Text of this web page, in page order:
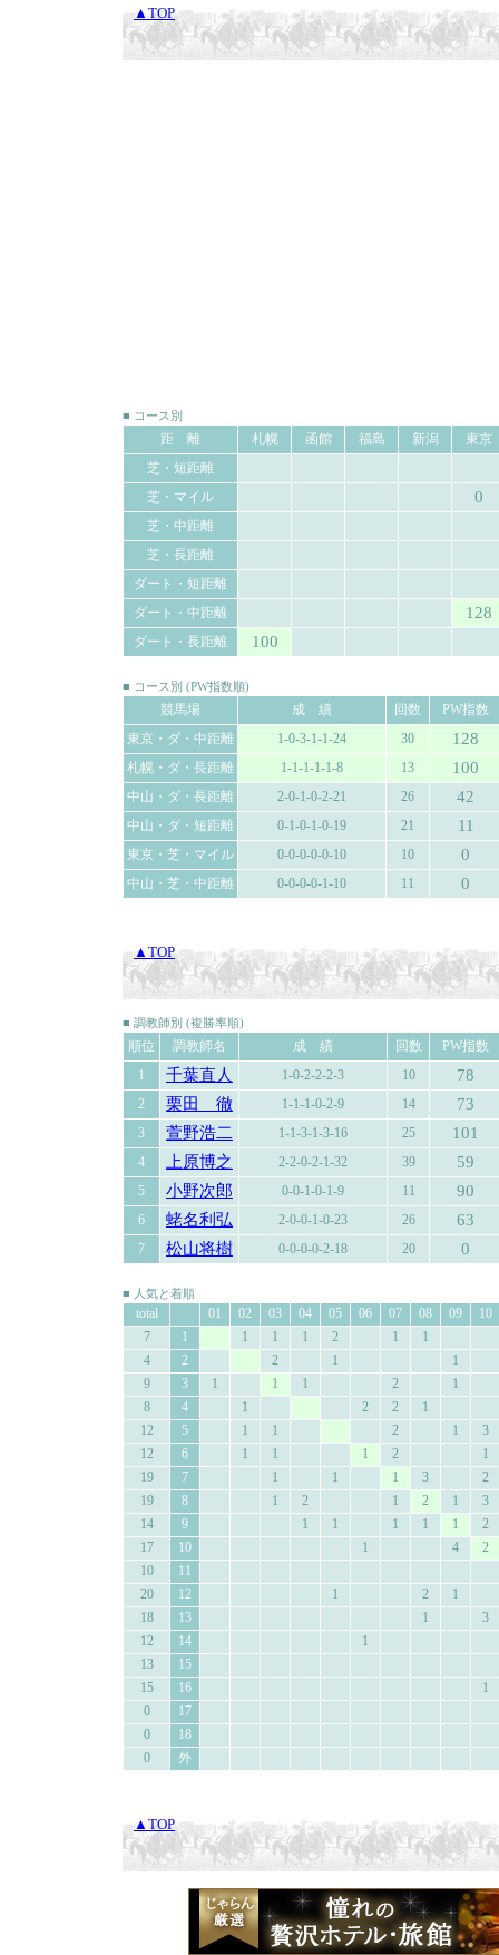
▲TOP
■ コース別
距 離 札幌 函館 福島 新潟
東京
芝・短距離
芝・マイル
0
芝・中距離
芝・長距離
ダート・短距離
ダート・中距離
128
ダート・長距離 100
■ コース別 (PW指数順)
競馬場 成 績 回数
PW指数
東京・ダ・中距離
1-0-3-1-1-24 30 128
札幌・ダ・長距離 1-1-1-1-1-8 13 100
中山・ダ・長距離 2-0-1-0-2-21 26 42
中山・ダ・短距離 0-1-0-1-0-19 21 11
東京・芝・マイル 0-0-0-0-0-10 10 0
中山・芝・中距離 0-0-0-0-1-10 11 0
▲TOP
■ 調教師別 (複勝率順)
順位 調教師名 成 績 回数
PW指数
1
千葉直人 1-0-2-2-2-3 10 78
2 栗田 徹 1-1-1-0-2-9 14 73
3 萱野浩二 1-1-3-1-3-16 25 101
4 上原博之 2-2-0-2-1-32 39 59
5 小野次郎 0-0-1-0-1-9 11 90
6 蛯名利弘 2-0-0-1-0-23 26 63
7 松山将樹 0-0-0-0-2-18 20 0
■ 人気と着順
total 01 02 03 04 05 06 07 08 09
10
7
1 1 1 1 2 1
1
4
2 2 1
1
9
3 1 1 1 2
1
8
4 1 2 2
1
12
5 1 1 2 1
3
12
6 1 1 1 2
1
19
7 1 1 1 3
2
19
8 1 2 1 2 1
3
14
9 1 1 1 1 1
2
17
10 1 4
2
10
11
20
12 1 2
1
18
13 1
3
12
14
1
13
15
15
16
1
0
17
0
18
0
外
▲TOP